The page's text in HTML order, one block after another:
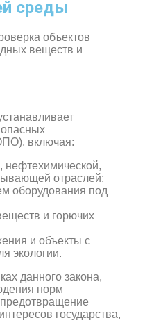
среды
объектов
веществ и
включая:
нефтехимической,
отраслей;
оборудования под
и горючих
и объекты с
экологии.
данного закона,
норм
государства,